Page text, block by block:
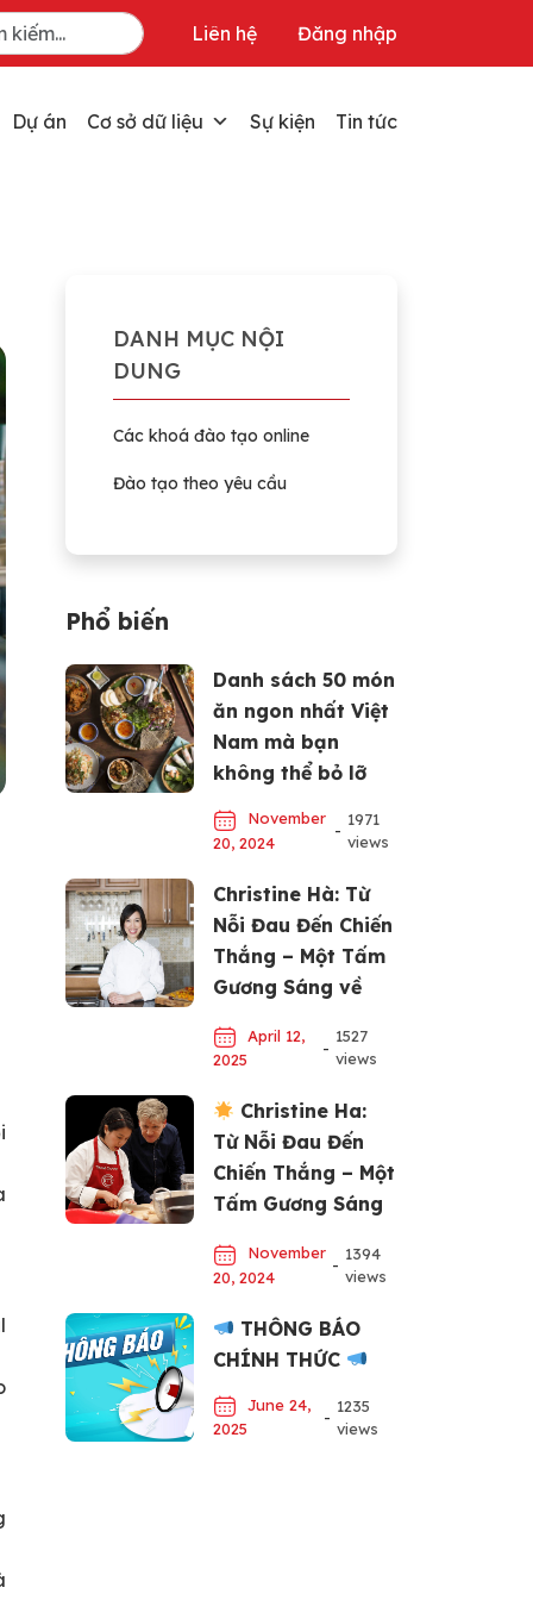
Liên hệ Đăng nhập
Dự án Cơ sở dữ liệu Sự kiện Tin tức
DANH MỤC NỘI
DUNG
Các khoá đào tạo online
Đào tạo theo yêu cầu
Phổ biến
Danh sách 50 món
ăn ngon nhất Việt
Nam mà bạn
không thể bỏ lỡ
November
20, 2024
-
1971
views
Christine Hà: Từ
Nỗi Đau Đến Chiến
Thắng – Một Tấm
Gương Sáng về
April 12,
2025
-
1527
views
Christine Ha:
Từ Nỗi Đau Đến
Chiến Thắng – Một
Tấm Gương Sáng
Lực
November
20, 2024
-
1394
views
THÔNG BÁO
CHÍNH THỨC
June 24,
2025
-
1235
views